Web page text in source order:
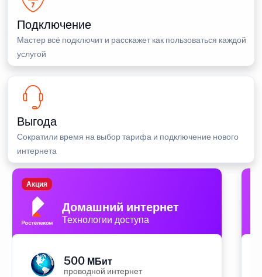
Подключение
Мастер всё подключит и расскажет как пользоваться каждой
услугой
Выгода
Сократили время на выбор тарифа и подключение нового
интернета
Домашний интернет
Технологии доступа
Акция
500 МБит
проводной интернет